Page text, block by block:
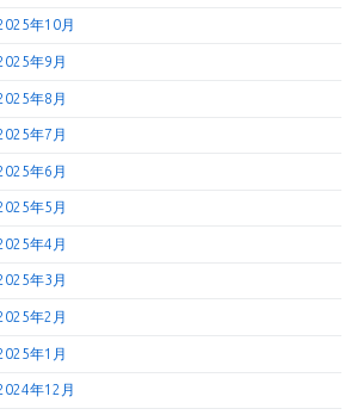
年10月
年9月
年8月
年7月
年6月
年5月
年4月
年3月
年2月
年1月
年12月